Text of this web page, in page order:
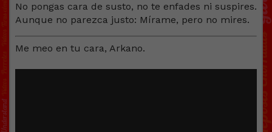
No pongas cara de susto, no te enfades ni suspires.
Aunque no parezca justo: Mírame, pero no mires.
Me meo en tu cara, Arkano.